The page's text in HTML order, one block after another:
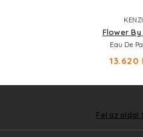
Flower By
Eau De
13.620
Fel az oldal